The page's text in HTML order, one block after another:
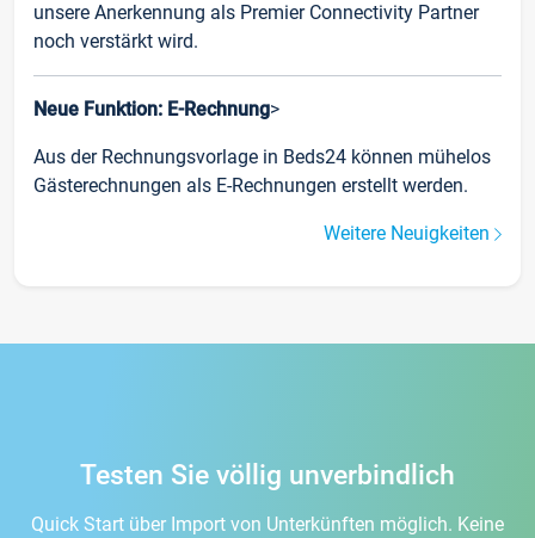
unsere Anerkennung als Premier Connectivity Partner
noch verstärkt wird.
Neue Funktion: E-Rechnung>
Aus der Rechnungsvorlage in Beds24 können mühelos
Gästerechnungen als E-Rechnungen erstellt werden.
Weitere Neuigkeiten
Testen Sie völlig unverbindlich
Quick Start über Import von Unterkünften möglich. Keine